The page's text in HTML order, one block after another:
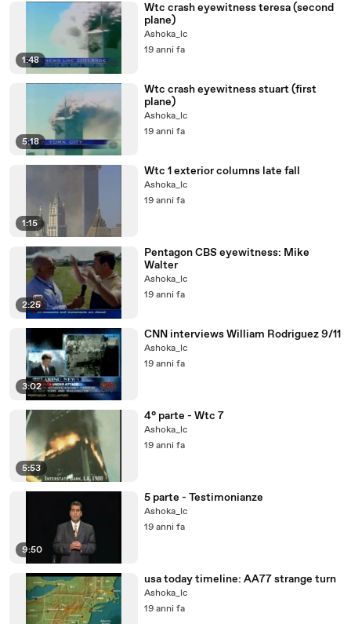
1:48
Wtc crash eyewitness teresa (second
plane)
Ashoka_lc
19 anni fa
5:18
Wtc crash eyewitness stuart (first
plane)
Ashoka_lc
19 anni fa
1:15
Wtc 1 exterior columns late fall
Ashoka_lc
19 anni fa
2:25
Pentagon CBS eyewitness: Mike
Walter
Ashoka_lc
19 anni fa
3:02
CNN interviews William Rodriguez 9/11
Ashoka_lc
19 anni fa
5:53
4° parte - Wtc 7
Ashoka_lc
19 anni fa
9:50
5 parte - Testimonianze
Ashoka_lc
19 anni fa
usa today timeline: AA77 strange turn
Ashoka_lc
19 anni fa